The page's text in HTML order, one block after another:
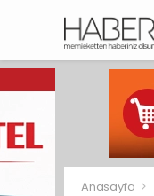
Anasayfa